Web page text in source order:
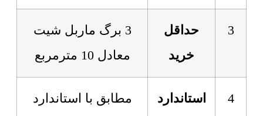
3
حداقل
خرید
3 برگ ماربل شیت
معادل 10 مترمربع
4 استاندارد
مطابق با استاندارد